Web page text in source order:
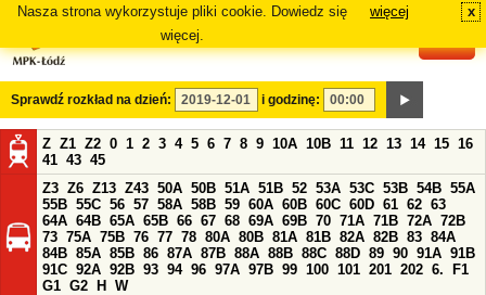
Nasza strona wykorzystuje pliki cookie. Dowiedz się
więcej.
więcej x
Sprawdź rozkład na dzień: i godzinę:
Z Z1 Z2 0 1 2 3 4 5 6 7 8 9 10A 10B 11 12 13 14 15 16
41 43 45
Z3 Z6 Z13 Z43 50A 50B 51A 51B 52 53A 53C 53B 54B 55A
55B 55C 56 57 58A 58B 59 60A 60B 60C 60D 61 62 63
64A 64B 65A 65B 66 67 68 69A 69B 70 71A 71B 72A 72B
73 75A 75B 76 77 78 80A 80B 81A 81B 82A 82B 83 84A
84B 85A 85B 86 87A 87B 88A 88B 88C 88D 89 90 91A 91B
91C 92A 92B 93 94 96 97A 97B 99 100 101 201 202 6.
F1
G1 G2 H
W